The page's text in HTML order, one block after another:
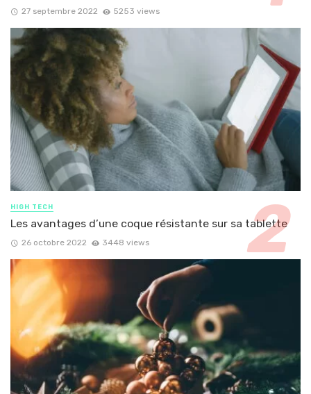
27 septembre 2022 5253 views
HIGH TECH
Les avantages d’une coque résistante sur sa tablette
26 octobre 2022 3448 views